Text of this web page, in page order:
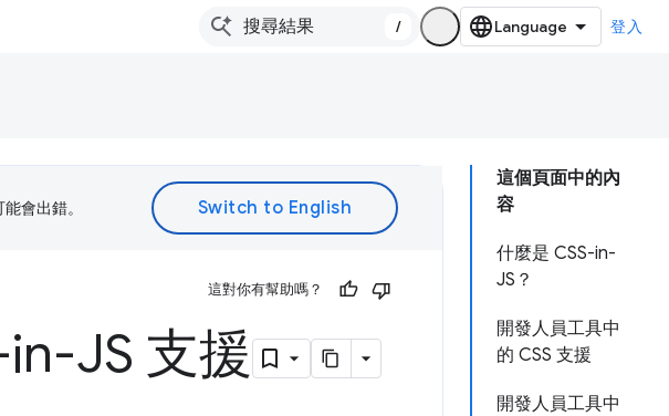
/ 登入
這個頁面中的內
容
什麼是 CSS-in-
JS？
開發人員工具中
的 CSS 支援
開發人員工具中
會出錯。
這對你有幫助嗎？
JS 支援